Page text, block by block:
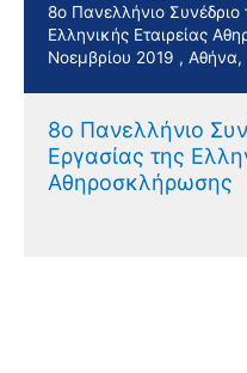
8ο Πανελλήνιο
Ελληνικής Εταιρείας
Νοεμβρίου 2019 ,
8ο Πανελλήνιο
Εργασίας της
Αθηροσκλήρωσης